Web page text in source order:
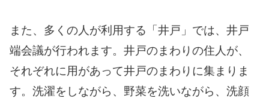
また、多くの人が利用する「井戸」では、井戸
端会議が行われます。井戸のまわりの住人が、
それぞれに用があって井戸のまわりに集まりま
す。洗濯をしながら、野菜を洗いながら、洗顔